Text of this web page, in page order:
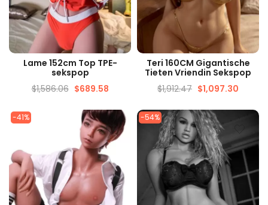
SNELLE WEERGAVE
Lame 152cm Top TPE-
sekspop
$1,586.06 $689.58
SNELLE WEERGAVE
Teri 160CM Gigantische
Tieten Vriendin Sekspop
$1,912.47 $1,097.30
-41% -54%